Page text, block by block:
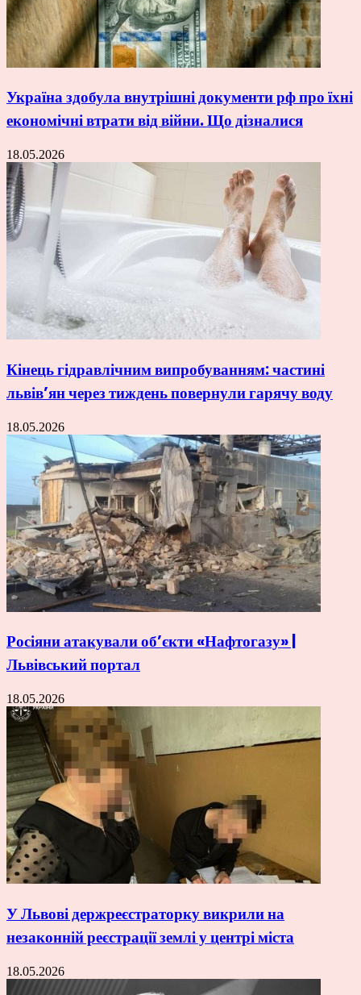
Україна здобула внутрішні документи рф про їхні
економічні втрати від війни. Що дізналися
18.05.2026
Кінець гідравлічним випробуванням: частині
львів’ян через тиждень повернули гарячу воду
18.05.2026
Росіяни атакували об’єкти «Нафтогазу» |
Львівський портал
18.05.2026
У Львові держреєстраторку викрили на
незаконній реєстрації землі у центрі міста
18.05.2026